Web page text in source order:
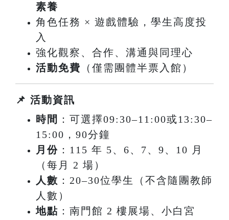
素養
角色任務 × 遊戲體驗，學生高度投
入
強化觀察、合作、溝通與同理心
活動免費 （僅需團體半票入館）
📌 活動資訊
時間 ：可選擇09:30–11:00或13:30–
15:00，90分鐘
月份 ：115 年 5、6、7、9、10 月
（每月 2 場）
人數 ：20–30位學生
（不含隨團教師
人數）
地點 ：南門館 2 樓展場、小白宮